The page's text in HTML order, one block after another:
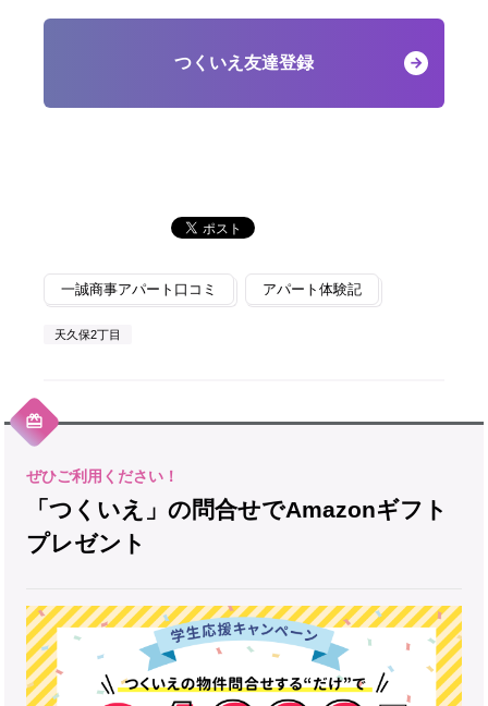
つくいえ友達登録
一誠商事アパート口コミ アパート体験記
天久保2丁目
「つくいえ」の問合せでAmazonギフト
プレゼント